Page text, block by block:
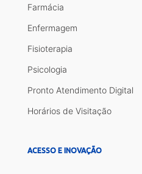
Farmácia
Enfermagem
Fisioterapia
Psicologia
Pronto Atendimento Digital
Horários de Visitação
ACESSO E INOVAÇÃO